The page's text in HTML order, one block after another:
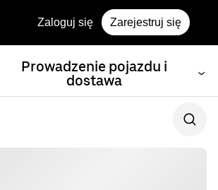
Zaloguj się Zarejestruj się
Prowadzenie pojazdu i
dostawa